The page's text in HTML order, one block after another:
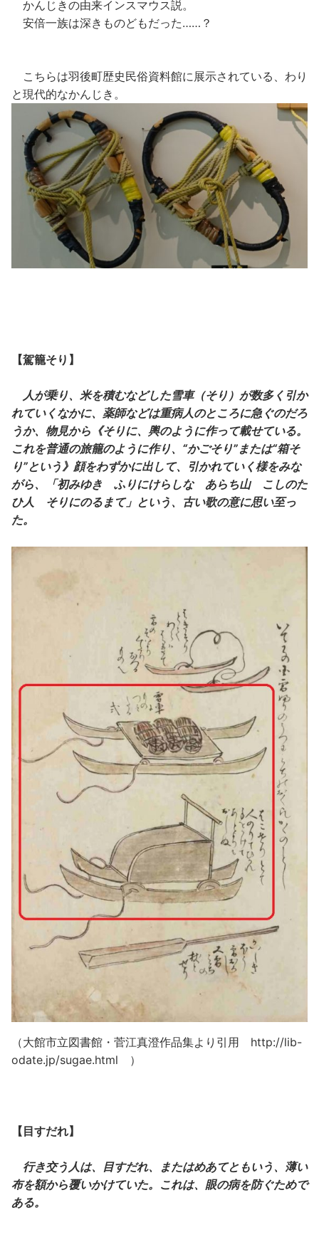
かんじきの由来インスマウス説。
安倍一族は深きものどもだった……？
こちらは羽後町歴史民俗資料館に展示されている、わり
と現代的なかんじき。
【駕籠そり】
人が乗り、米を積むなどした雪車（そり）が数多く引か
れていくなかに、薬師などは重病人のところに急ぐのだろ
うか、物見から《そりに、輿のように作って載せている。
これを普通の旅籠のように作り、“かごそり”または“箱そ
り”という》顔をわずかに出して、引かれていく様をみな
がら、「初みゆき ふりにけらしな あらち山 こしのた
ひ人 そりにのるまて」という、古い歌の意に思い至っ
た。
（大館市立図書館・菅江真澄作品集より引用 http://lib-
odate.jp/sugae.html ）
【目すだれ】
行き交う人は、目すだれ、またはめあてともいう、薄い
布を額から覆いかけていた。これは、眼の病を防ぐためで
ある。